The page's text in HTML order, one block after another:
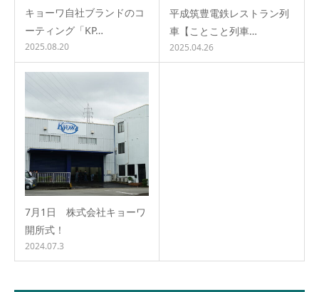
キョーワ自社ブランドのコ
ーティング「KP…
2025.08.20
平成筑豊電鉄レストラン列
車【ことこと列車…
2025.04.26
7月1日 株式会社キョーワ
開所式！
2024.07.3